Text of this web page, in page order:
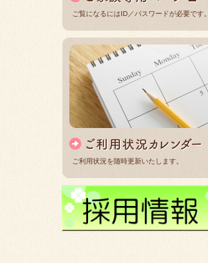
ご覧になるにはID／パスワードが必要です。
ご利用状況を随時更新いたします。